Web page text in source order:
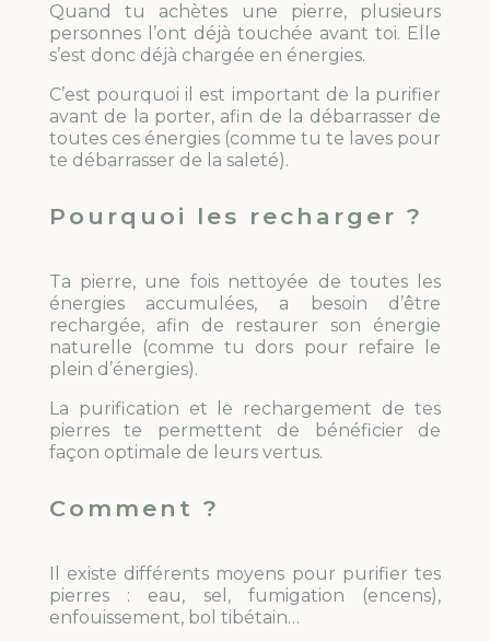
Quand tu achètes une pierre, plusieurs
personnes l’ont déjà touchée avant toi. Elle
s’est donc déjà chargée en énergies.
C’est pourquoi il est important de la purifier
avant de la porter, afin de la débarrasser de
toutes ces énergies (comme tu te laves pour
te débarrasser de la saleté).
Pourquoi les recharger ?
Ta pierre, une fois nettoyée de toutes les
énergies accumulées, a besoin d’être
rechargée, afin de restaurer son énergie
naturelle (comme tu dors pour refaire le
plein d’énergies).
La purification et le rechargement de tes
pierres te permettent de bénéficier de
façon optimale de leurs vertus.
Comment ?
Il existe différents moyens pour purifier tes
pierres : eau, sel, fumigation (encens),
enfouissement, bol tibétain…